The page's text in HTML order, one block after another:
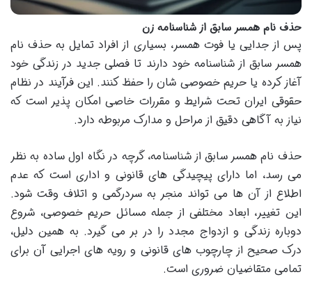
حذف نام همسر سابق از شناسنامه زن
پس از جدایی یا فوت همسر، بسیاری از افراد تمایل به حذف نام
همسر سابق از شناسنامه خود دارند تا فصلی جدید در زندگی خود
آغاز کرده یا حریم خصوصی شان را حفظ کنند. این فرآیند در نظام
حقوقی ایران تحت شرایط و مقررات خاصی امکان پذیر است که
نیاز به آگاهی دقیق از مراحل و مدارک مربوطه دارد.
حذف نام همسر سابق از شناسنامه، گرچه در نگاه اول ساده به نظر
می رسد، اما دارای پیچیدگی های قانونی و اداری است که عدم
اطلاع از آن ها می تواند منجر به سردرگمی و اتلاف وقت شود.
این تغییر، ابعاد مختلفی از جمله مسائل حریم خصوصی، شروع
دوباره زندگی و ازدواج مجدد را در بر می گیرد. به همین دلیل،
درک صحیح از چارچوب های قانونی و رویه های اجرایی آن برای
تمامی متقاضیان ضروری است.